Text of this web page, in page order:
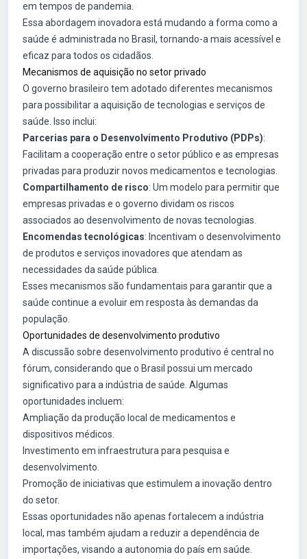
em tempos de pandemia.
Essa abordagem inovadora está mudando a forma como a
saúde é administrada no Brasil, tornando-a mais acessível e
eficaz para todos os cidadãos.
Mecanismos de aquisição no setor privado
O governo brasileiro tem adotado diferentes mecanismos
para possibilitar a aquisição de tecnologias e serviços de
saúde. Isso inclui:
Parcerias para o Desenvolvimento Produtivo (PDPs):
Facilitam a cooperação entre o setor público e as empresas
privadas para produzir novos medicamentos e tecnologias.
Compartilhamento de risco: Um modelo para permitir que
empresas privadas e o governo dividam os riscos
associados ao desenvolvimento de novas tecnologias.
Encomendas tecnológicas: Incentivam o desenvolvimento
de produtos e serviços inovadores que atendam as
necessidades da saúde pública.
Esses mecanismos são fundamentais para garantir que a
saúde continue a evoluir em resposta às demandas da
população.
Oportunidades de desenvolvimento produtivo
A discussão sobre desenvolvimento produtivo é central no
fórum, considerando que o Brasil possui um mercado
significativo para a indústria de saúde. Algumas
oportunidades incluem:
Ampliação da produção local de medicamentos e
dispositivos médicos.
Investimento em infraestrutura para pesquisa e
desenvolvimento.
Promoção de iniciativas que estimulem a inovação dentro
do setor.
Essas oportunidades não apenas fortalecem a indústria
local, mas também ajudam a reduzir a dependência de
importações, visando a autonomia do país em saúde.